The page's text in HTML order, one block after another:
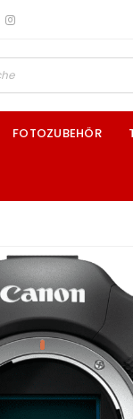
FOTOZUBEHÖR